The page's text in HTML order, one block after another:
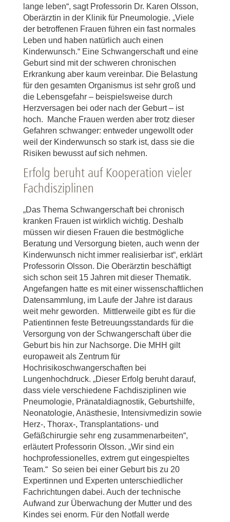
lange leben“, sagt Professorin Dr. Karen Olsson,
Oberärztin in der Klinik für Pneumologie. „Viele
der betroffenen Frauen führen ein fast normales
Leben und haben natürlich auch einen
Kinderwunsch.“ Eine Schwangerschaft und eine
Geburt sind mit der schweren chronischen
Erkrankung aber kaum vereinbar. Die Belastung
für den gesamten Organismus ist sehr groß und
die Lebensgefahr – beispielsweise durch
Herzversagen bei oder nach der Geburt – ist
hoch. Manche Frauen werden aber trotz dieser
Gefahren schwanger: entweder ungewollt oder
weil der Kinderwunsch so stark ist, dass sie die
Risiken bewusst auf sich nehmen.
Erfolg beruht auf Kooperation vieler
Fachdisziplinen
„Das Thema Schwangerschaft bei chronisch
kranken Frauen ist wirklich wichtig. Deshalb
müssen wir diesen Frauen die bestmögliche
Beratung und Versorgung bieten, auch wenn der
Kinderwunsch nicht immer realisierbar ist“, erklärt
Professorin Olsson. Die Oberärztin beschäftigt
sich schon seit 15 Jahren mit dieser Thematik.
Angefangen hatte es mit einer wissenschaftlichen
Datensammlung, im Laufe der Jahre ist daraus
weit mehr geworden. Mittlerweile gibt es für die
Patientinnen feste Betreuungsstandards für die
Versorgung von der Schwangerschaft über die
Geburt bis hin zur Nachsorge. Die MHH gilt
europaweit als Zentrum für
Hochrisikoschwangerschaften bei
Lungenhochdruck. „Dieser Erfolg beruht darauf,
dass viele verschiedene Fachdisziplinen wie
Pneumologie, Pränataldiagnostik, Geburtshilfe,
Neonatologie, Anästhesie, Intensivmedizin sowie
Herz-, Thorax-, Transplantations- und
Gefäßchirurgie sehr eng zusammenarbeiten“,
erläutert Professorin Olsson. „Wir sind ein
hochprofessionelles, extrem gut eingespieltes
Team.“ So seien bei einer Geburt bis zu 20
Expertinnen und Experten unterschiedlicher
Fachrichtungen dabei. Auch der technische
Aufwand zur Überwachung der Mutter und des
Kindes sei enorm. Für den Notfall werde